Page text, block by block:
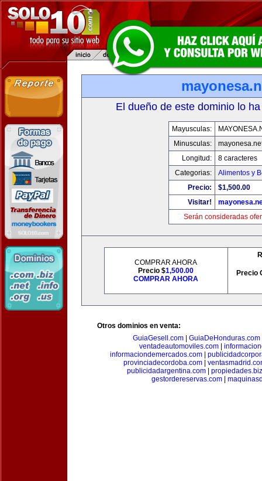
El dueño de este dominio lo
Mayusculas:
Minusculas:
Longitud:
8 caracteres
Categorias:
Alimentos y
Precio:
$1,500.00
Visitar!
Serán consideradas
COMPRAR AHORA
Precio $1,500.00
COMPRAR AHORA
Precio
Otros dominios en venta:
GuiaGesell.com
GuiaDeHonduras.com
ventadeautomoviles.com|
informaciondemercados.com|
provinciadecordoba.com
publicidadargentina.com| propiedades.biz
gestordereservas.com